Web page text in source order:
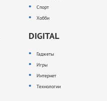
Спорт
Хобби
DIGITAL
Гаджеты
Игры
Интернет
Технологии